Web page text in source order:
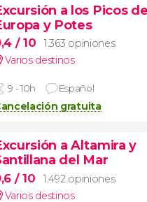
a los Picos de
y Potes
/ 10
1.363 opiniones
Varios destinos
9 - 10h Español
gratuita
a Altamira y
del Mar
/ 10
1.492 opiniones
Varios destinos